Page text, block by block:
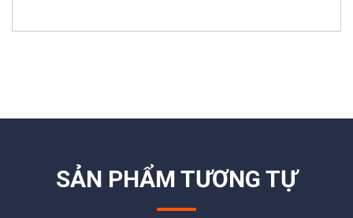
SẢN PHẨM TƯƠNG TỰ